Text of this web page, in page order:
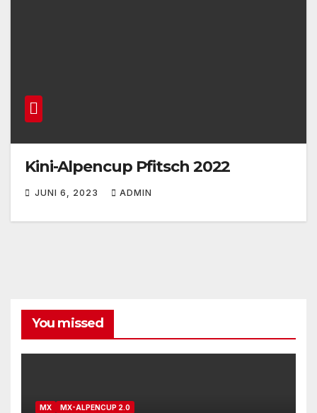
Kini-Alpencup Pfitsch 2022
JUNI 6, 2023 ADMIN
You missed
MX MX-ALPENCUP 2.0